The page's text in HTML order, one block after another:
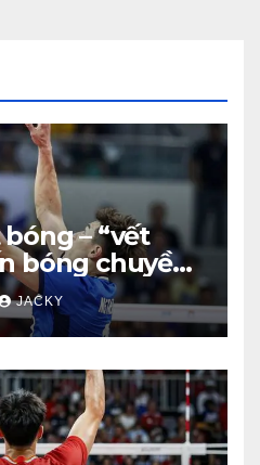
– “vết
bóng chuyền
trả giá đắt
JACKY